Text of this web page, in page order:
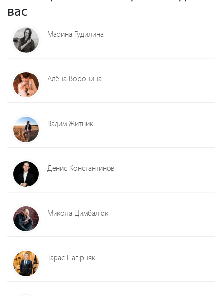
вас
Марина Гудилина
Алёна Воронина
Вадим Житник
Денис Константинов
Микола Цимбалюк
Тарас Нагірняк